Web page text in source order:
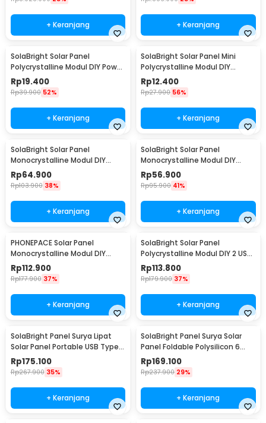
+ Keranjang + Keranjang
SolaBright Solar Panel
Polycrystalline Modul DIY Power
Bank 12V 2W - SN2
Rp19.400
Rp39.900 52%
+ Keranjang
SolaBright Solar Panel Mini
Polycrystalline Modul DIY
Powerbank 9V 2W - SN9
Rp12.400
Rp27.900 56%
+ Keranjang
SolaBright Solar Panel
Monocrystalline Modul DIY
Power Bank 5V 3W - S0503
Rp64.900
Rp103.900 38%
+ Keranjang
SolaBright Solar Panel
Monocrystalline Modul DIY
Power Bank USB 35W - PP065
Rp56.900
Rp95.900 41%
+ Keranjang
PHONEPACE Solar Panel
Monocrystalline Modul DIY
Power Bank 6W 18V - PP066
Rp112.900
Rp177.900 37%
+ Keranjang
SolaBright Solar Panel
Polycrystalline Modul DIY 2 USB
Port 18V 10W - SL18V
Rp113.800
Rp179.900 37%
+ Keranjang
SolaBright Panel Surya Lipat
Solar Panel Portable USB Type
C 12W 5V - LI5
Rp175.100
Rp267.900 35%
+ Keranjang
SolaBright Panel Surya Solar
Panel Foldable Polysilicon 6
Fold 100W - LI6
Rp169.100
Rp237.900 29%
+ Keranjang